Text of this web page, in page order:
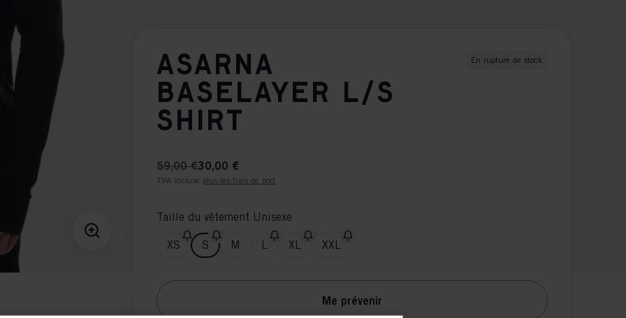
ASARNA
BASELAYER L/S
SHIRT
En rupture de stock
59,00 €30,00 €
TVA incluse plus les frais de port
Taille du vêtement Unisexe
XS S M L XL XXL
Me prévenir